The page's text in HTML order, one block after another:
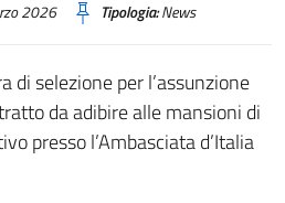
2026 Tipologia:News
di selezione per l’assunzione
da adibire alle mansioni di
presso l’Ambasciata d’Italia